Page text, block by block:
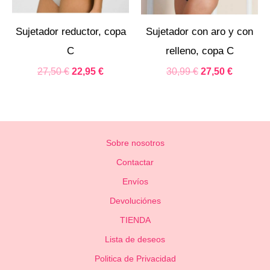
Sujetador reductor, copa
C
27,50€ 22,95 €
Sujetador con aro y con
relleno, copa C
30,99€ 27,50 €
Sobre nosotros
Contactar
Envíos
Devoluciónes
TIENDA
Lista de deseos
Politica de Privacidad